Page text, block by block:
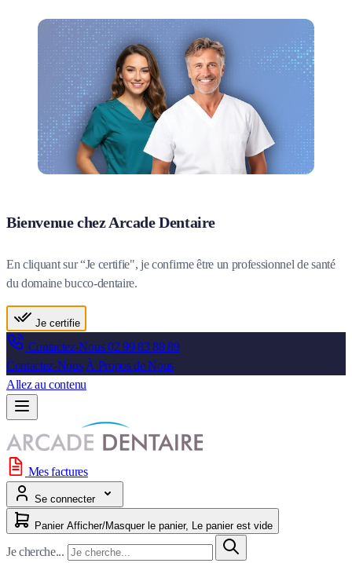
Bienvenue chez Arcade Dentaire
En cliquant sur “Je certifie", je confirme être un professionnel de santé
du domaine bucco-dentaire.
Je certifie
Contactez-Nous02 99 83 88 89
Contactez-Nous À Propos de Nous
Allez au contenu
Mes factures
Se connecter
Panier Afficher/Masquer le panier, Le panier est vide
Je cherche...